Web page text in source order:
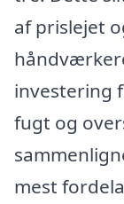
af prislejet
investering
fugt og
mest